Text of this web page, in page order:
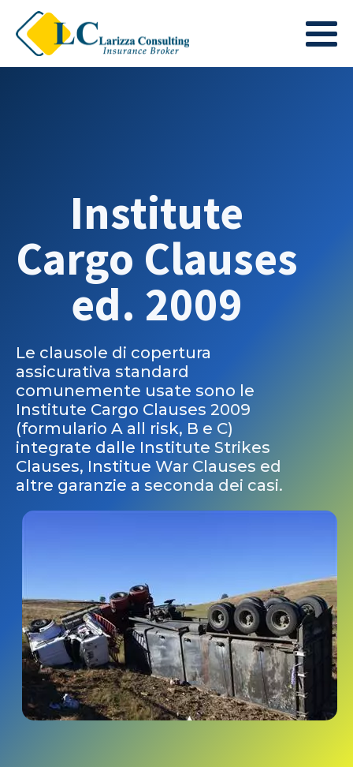
Institute
Cargo Clauses
ed. 2009
Le clausole di copertura
assicurativa standard
comunemente usate sono le
Institute Cargo Clauses 2009
(formulario A all risk, B e C)
integrate dalle Institute Strikes
Clauses, Institue War Clauses ed
altre garanzie a seconda dei casi.